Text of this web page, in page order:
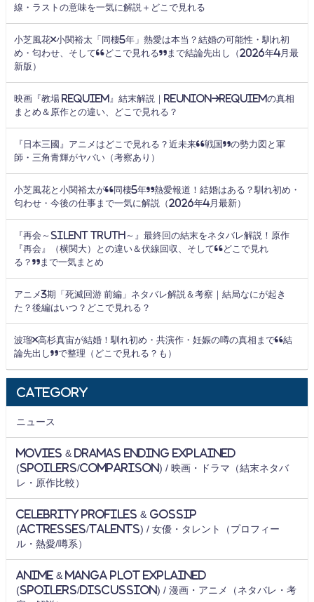
線・ラストの意味を一気に解説＋どこで見れる
小芝風花×小関裕太「同棲5年」熱愛は本当？結婚の可能性・馴れ初
め・匂わせ、そして“どこで見れる”まで結論先出し（2026年4月最
新版）
映画『教場 Requiem』結末解説｜Reunion→Requiemの真相
まとめ＆原作との違い、どこで見れる？
『日本三國』アニメはどこで見れる？近未来“戦国”の勢力図と軍
師・三角青輝がヤバい（考察あり）
小芝風花と小関裕太が“同棲5年”熱愛報道！結婚はある？馴れ初め・
匂わせ・今後の仕事まで一気に解説（2026年4月最新）
『再会～Silent Truth～』最終回の結末をネタバレ解説！原作
『再会』（横関大）との違い＆伏線回収、そして“どこで見れ
る？”まで一気まとめ
アニメ3期「死滅回游 前編」ネタバレ解説＆考察｜結局なにが起き
た？後編はいつ？どこで見れる？
波瑠×高杉真宙が結婚！馴れ初め・共演作・妊娠の噂の真相まで“結
論先出し”で整理（どこで見れる？も）
Category
ニュース
Movies & Dramas Ending Explained
(Spoilers/Comparison) / 映画・ドラマ（結末ネタバ
レ・原作比較）
Celebrity Profiles & Gossip
(Actresses/Talents) / 女優・タレント（プロフィー
ル・熱愛/噂系）
Anime & Manga Plot Explained
(Spoilers/Discussion) / 漫画・アニメ（ネタバレ・考